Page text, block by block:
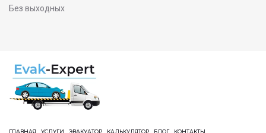
Без выходных
ГЛАВНАЯ УСЛУГИ ЭВАКУАТОР КАЛЬКУЛЯТОР БЛОГ КОНТАКТЫ